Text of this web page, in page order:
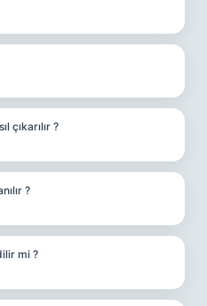
çıkarılır ?
?
mi ?